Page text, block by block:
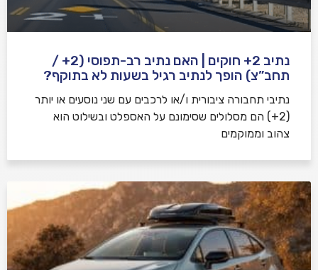
נתיב 2+ חוקים | האם נתיב רב-תפוסי (2+ /
תחב”צ) הופך לנתיב רגיל בשעות לא בתוקף?
נתיבי תחבורה ציבורית ו/או לרכבים עם שני נוסעים או יותר
(2+) הם מסלולים שסימונם על האספלט ובשילוט הוא
צהוב וממוקמים